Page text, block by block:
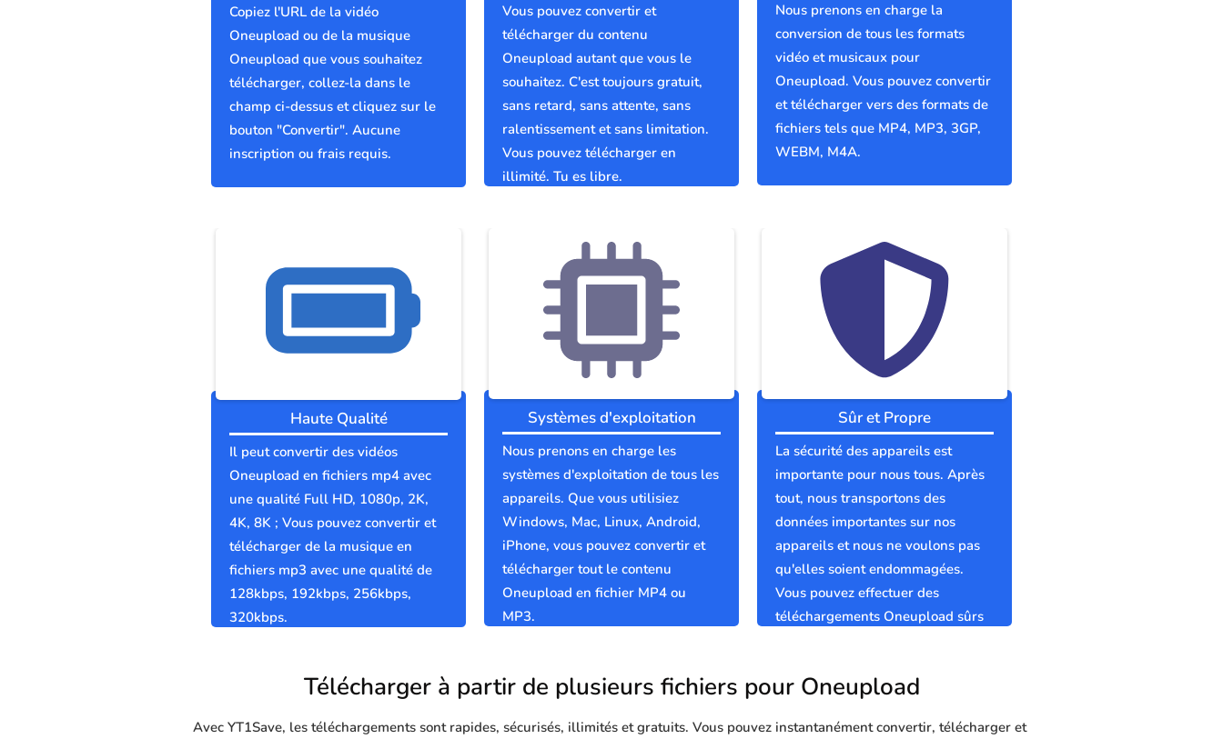
Copiez l'URL de la vidéo
Oneupload ou de la musique
Oneupload que vous souhaitez
télécharger, collez-la dans le
champ ci-dessus et cliquez sur le
bouton "Convertir". Aucune
inscription ou frais requis.
Vous pouvez convertir et
télécharger du contenu
Oneupload autant que vous le
souhaitez. C'est toujours gratuit,
sans retard, sans attente, sans
ralentissement et sans limitation.
Vous pouvez télécharger en
illimité. Tu es libre.
Nous prenons en charge la
conversion de tous les formats
vidéo et musicaux pour
Oneupload. Vous pouvez convertir
et télécharger vers des formats de
fichiers tels que MP4, MP3, 3GP,
WEBM, M4A.
Haute Qualité
Il peut convertir des vidéos
Oneupload en fichiers mp4 avec
une qualité Full HD, 1080p, 2K,
4K, 8K ; Vous pouvez convertir et
télécharger de la musique en
fichiers mp3 avec une qualité de
128kbps, 192kbps, 256kbps,
320kbps.
Systèmes d'exploitation
Nous prenons en charge les
systèmes d'exploitation de tous les
appareils. Que vous utilisiez
Windows, Mac, Linux, Android,
iPhone, vous pouvez convertir et
télécharger tout le contenu
Oneupload en fichier MP4 ou
MP3.
Sûr et Propre
La sécurité des appareils est
importante pour nous tous. Après
tout, nous transportons des
données importantes sur nos
appareils et nous ne voulons pas
qu'elles soient endommagées.
Vous pouvez effectuer des
téléchargements Oneupload sûrs
Télécharger à partir de plusieurs fichiers pour Oneupload
Avec YT1Save, les téléchargements sont rapides, sécurisés, illimités et gratuits. Vous pouvez instantanément convertir, télécharger et